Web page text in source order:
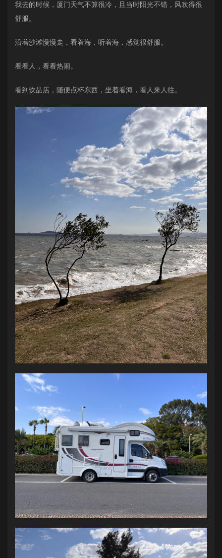
我去的时候，厦门天气不算很冷，且当时阳光不错，风吹得很
舒服。
沿着沙滩慢慢走，看着海，听着海，感觉很舒服。
看看人，看看热闹。
看到饮品店，随便点杯东西，坐着看海，看人来人往。